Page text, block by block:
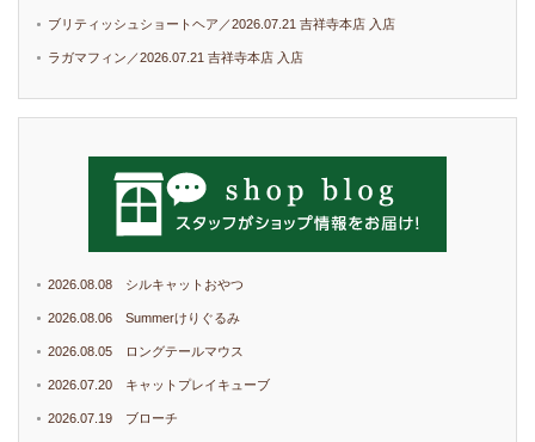
ブリティッシュショートヘア／2026.07.21 吉祥寺本店 入店
ラガマフィン／2026.07.21 吉祥寺本店 入店
2026.08.08 シルキャットおやつ
2026.08.06 Summerけりぐるみ
2026.08.05 ロングテールマウス
2026.07.20 キャットプレイキューブ
2026.07.19 ブローチ